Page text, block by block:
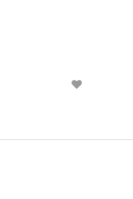
Adaugă
de